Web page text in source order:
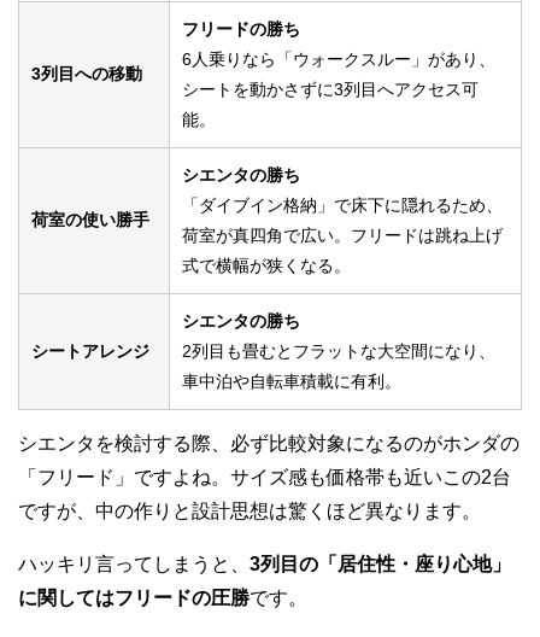
3列目への移動
フリードの勝ち
6人乗りなら「ウォークスルー」があり、
シートを動かさずに3列目へアクセス可
能。
荷室の使い勝手
シエンタの勝ち
「ダイブイン格納」で床下に隠れるため、
荷室が真四角で広い。フリードは跳ね上げ
式で横幅が狭くなる。
シートアレンジ
シエンタの勝ち
2列目も畳むとフラットな大空間になり、
車中泊や自転車積載に有利。
シエンタを検討する際、必ず比較対象になるのがホンダの
「フリード」ですよね。サイズ感も価格帯も近いこの2台
ですが、中の作りと設計思想は驚くほど異なります。
ハッキリ言ってしまうと、 3列目の「居住性・座り心地」
に関してはフリードの圧勝です。